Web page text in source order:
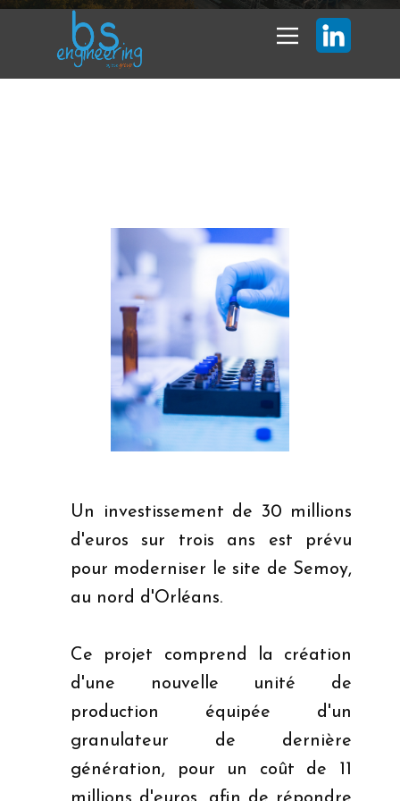
Nouvelle unité de
production de l’usine
pharmaceutique de
Semoy
Un investissement de 30 millions
d'euros sur trois ans est prévu
pour moderniser le site de Semoy,
au nord d'Orléans.
Ce projet comprend la création
d'une nouvelle unité de
production équipée d'un
granulateur de dernière
génération, pour un coût de 11